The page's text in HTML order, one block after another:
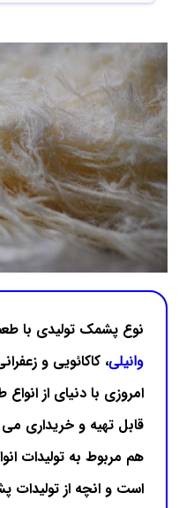
نوع پشمک تولیدی با
وانیلی، کاکائویی و
امروزی با دنیای از
قابل تهیه و خریداری
هم مربوط به تولیدات
است و انچه از تولیدات